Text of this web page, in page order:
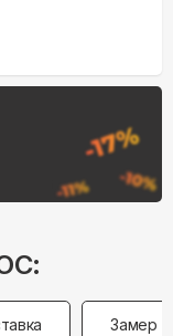
Замер